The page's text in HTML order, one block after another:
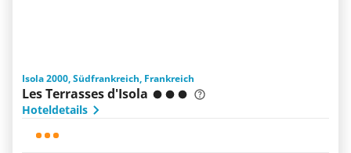
Isola 2000, Südfrankreich, Frankreich
Les Terrasses d'Isola
Hoteldetails